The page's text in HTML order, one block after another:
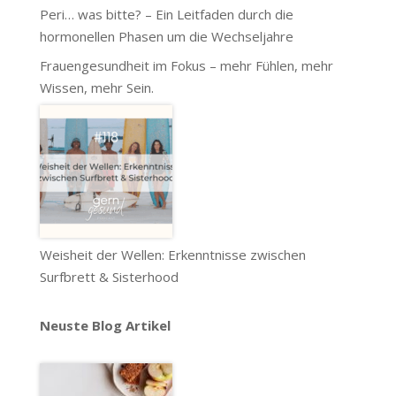
Peri… was bitte? – Ein Leitfaden durch die
hormonellen Phasen um die Wechseljahre
Frauengesundheit im Fokus – mehr Fühlen, mehr
Wissen, mehr Sein.
Weisheit der Wellen: Erkenntnisse zwischen
Surfbrett & Sisterhood
Neuste Blog Artikel